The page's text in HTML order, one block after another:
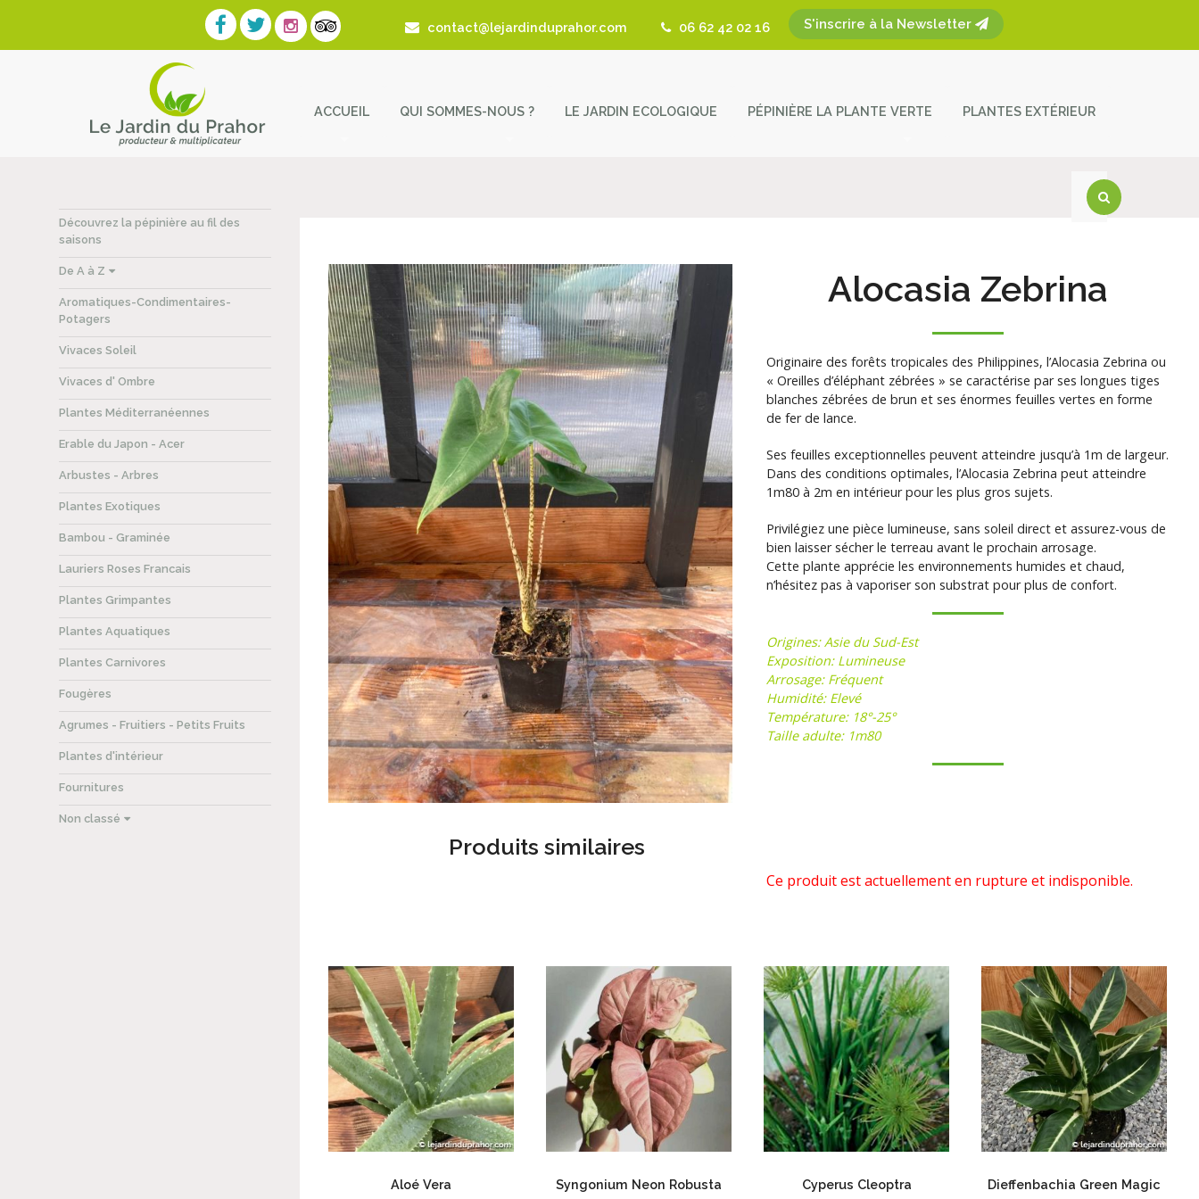
contact@lejardinduprahor.com 06 62 42 02 16 S'inscrire à la Newsletter
ACCUEIL QUI SOMMES-NOUS ?
Revue de presse
Coup de Coeur – Liens utiles
LE JARDIN ECOLOGIQUE PÉPINIÈRE LA PLANTE VERTE PLANTES EXTÉRIEUR
Découvrez la pépinière au fil des
saisons
De A à Z
Aromatiques-Condimentaires-
Potagers
Vivaces Soleil
Vivaces d' Ombre
Plantes Méditerranéennes
Erable du Japon - Acer
Arbustes - Arbres
Plantes Exotiques
Bambou - Graminée
Lauriers Roses Francais
Plantes Grimpantes
Plantes Aquatiques
Plantes Carnivores
Fougères
Agrumes - Fruitiers - Petits Fruits
Plantes d'intérieur
Fournitures
Non classé
Alocasia Zebrina
Originaire des forêts tropicales des Philippines, l’Alocasia Zebrina ou
« Oreilles d’éléphant zébrées » se caractérise par ses longues tiges
blanches zébrées de brun et ses énormes feuilles vertes en forme
de fer de lance.
Ses feuilles exceptionnelles peuvent atteindre jusqu’à 1m de largeur.
Dans des conditions optimales, l’Alocasia Zebrina peut atteindre
1m80 à 2m en intérieur pour les plus gros sujets.
Privilégiez une pièce lumineuse, sans soleil direct et assurez-vous de
bien laisser sécher le terreau avant le prochain arrosage.
Cette plante apprécie les environnements humides et chaud,
n’hésitez pas à vaporiser son substrat pour plus de confort.
Origines: Asie du Sud-Est
Exposition: Lumineuse
Arrosage: Fréquent
Humidité: Elevé
Température: 18°-25°
Taille adulte: 1m80
Ce produit est actuellement en rupture et indisponible.
Produits similaires
Aloé Vera Syngonium Neon Robusta Cyperus Cleoptra Dieffenbachia Green Magic